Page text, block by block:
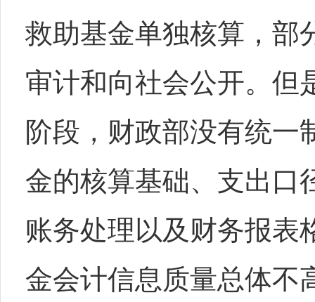
救助基金单独核算，部
审计和向社会公开。但
阶段，财政部没有统一
金的核算基础、支出口
账务处理以及财务报表
金会计信息质量总体不